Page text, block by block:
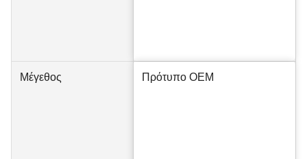
Μέγεθος Πρότυπο OEM